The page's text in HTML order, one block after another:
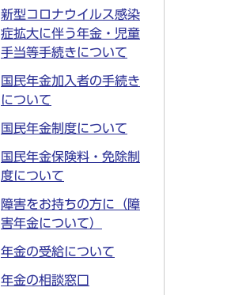
新型コロナウイルス感染
症拡大に伴う年金・児童
手当等手続きについて
国民年金加入者の手続き
について
国民年金制度について
国民年金保険料・免除制
度について
障害をお持ちの方に（障
害年金について）
年金の受給について
年金の相談窓口